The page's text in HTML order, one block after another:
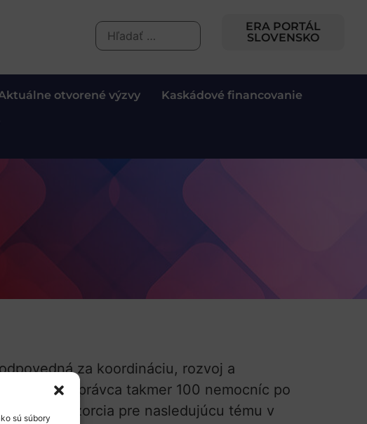
sú súbory
ERA PORTÁL
SLOVENSKO
otvorené výzvy Kaskádové financovanie
za koordináciu, rozvoj a
aj ako správca takmer 100 nemocníc po
sa konzorcia pre nasledujúcu tému v